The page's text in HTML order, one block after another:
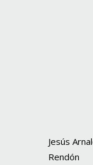
Jesús
Rendón